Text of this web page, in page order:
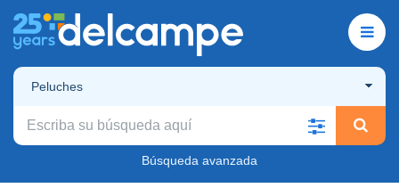
Peluches
Búsqueda avanzada